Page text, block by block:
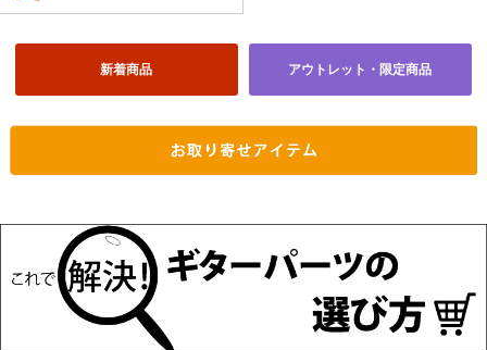
新着商品 アウトレット・限定商品